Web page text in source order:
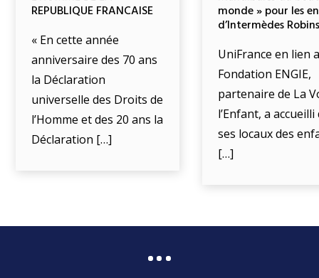
REPUBLIQUE FRANCAISE
« En cette année
anniversaire des 70 ans
la Déclaration
universelle des Droits de
l’Homme et des 20 ans la
Déclaration […]
monde » pour les
d’Intermèdes
UniFrance en lien
Fondation ENGIE,
partenaire de La
l’Enfant, a accueilli
ses locaux des
[…]